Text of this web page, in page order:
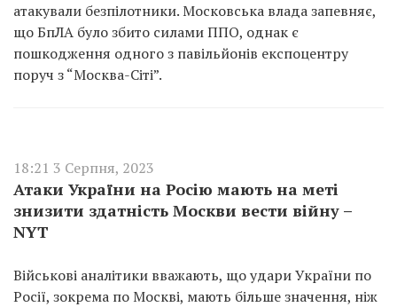
атакували безпілотники. Московська влада запевняє,
що БпЛА було збито силами ППО, однак є
пошкодження одного з павільйонів експоцентру
поруч з “Москва-Сіті”.
18:21 3 Серпня, 2023
Атаки України на Росію мають на меті
знизити здатність Москви вести війну –
NYT
Військові аналітики вважають, що удари України по
Росії, зокрема по Москві, мають більше значення, ніж